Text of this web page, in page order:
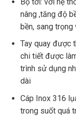
nâng ,tăng độ
bền, sang trọng
Tay quay được
chi tiết được
trình sử dụng
dài
Cáp Inox 316
trong suốt quá